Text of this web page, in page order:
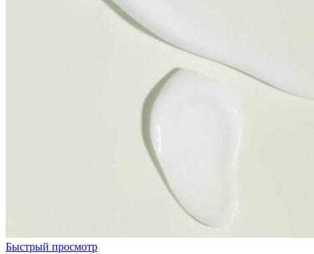
Быстрый просмотр